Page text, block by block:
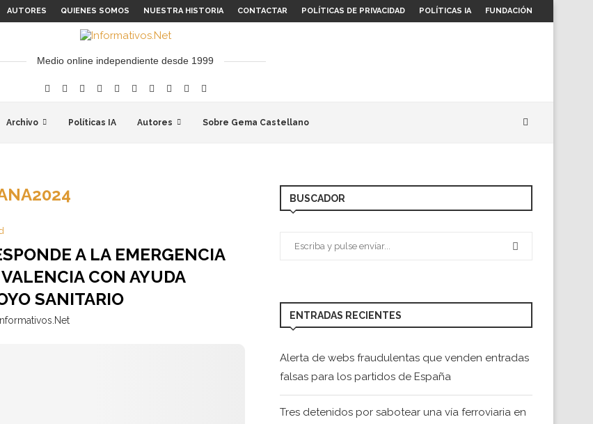
AUTORES QUIENES SOMOS NUESTRA HISTORIA CONTACTAR POLÍTICAS DE PRIVACIDAD POLÍTICAS IA FUNDACIÓN
Medio online independiente desde 1999
Archivo Políticas IA Autores Sobre Gema Castellano
A LA EMERGENCIA
CON AYUDA
SANITARIO
BUSCADOR
ENTRADAS RECIENTES
Alerta de webs fraudulentas que venden entradas
falsas para los partidos de España
Tres detenidos por sabotear una vía ferroviaria en